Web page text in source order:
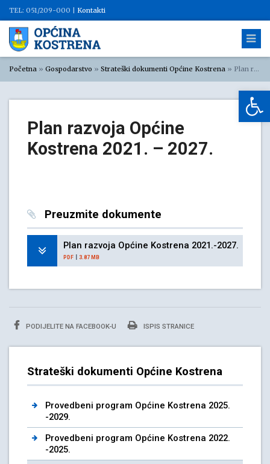
TEL: 051/209-000 | Kontakti
Početna » Gospodarstvo » Strateški dokumenti Općine Kostrena » Plan razvoja Općine Kostrena 2021. – 2027.
Plan razvoja Općine
Kostrena 2021. – 2027.
Preuzmite dokumente
Plan razvoja Općine Kostrena 2021.-2027.
PDF | 3.87 MB
PODIJELITE NA FACEBOOK-U ISPIS STRANICE
Strateški dokumenti Općine Kostrena
Provedbeni program Općine Kostrena 2025.
-2029.
Provedbeni program Općine Kostrena 2022.
-2025.